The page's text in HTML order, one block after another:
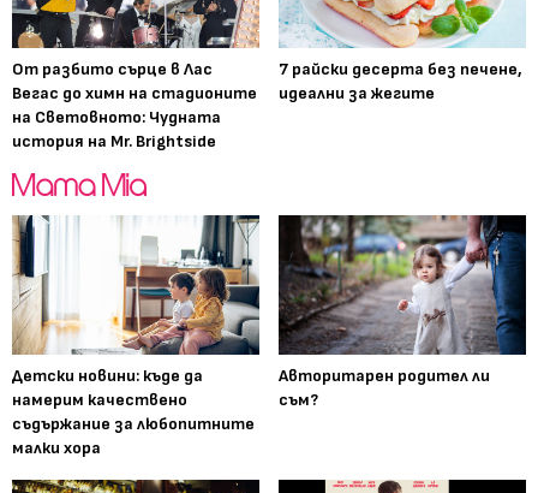
От разбито сърце в Лас
Вегас до химн на стадионите
на Световното: Чудната
история на Mr. Brightside
7 райски десерта без печене,
идеални за жегите
Детски новини: къде да
намерим качествено
съдържание за любопитните
малки хора
Авторитарен родител ли
съм?